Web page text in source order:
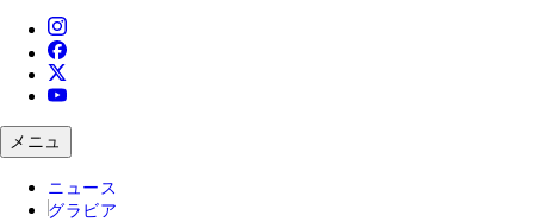
メニュ
ニュース
グラビア